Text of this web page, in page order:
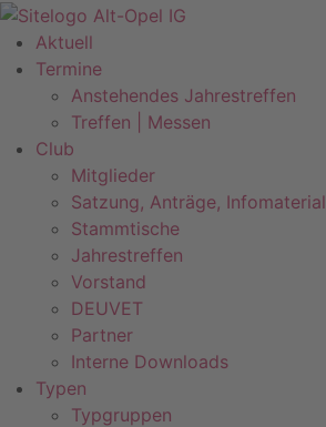
Zum
Inhalt
springen
Aktuell
Termine
Anstehendes Jahrestreffen
Treffen | Messen
Club
Mitglieder
Satzung, Anträge, Infomaterial
Stammtische
Jahrestreffen
Vorstand
DEUVET
Partner
Interne Downloads
Typen
Typgruppen